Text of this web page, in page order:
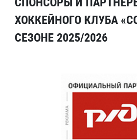
ХОККЕЙНОГО КЛУБА
СЕЗОНЕ 2025/2026